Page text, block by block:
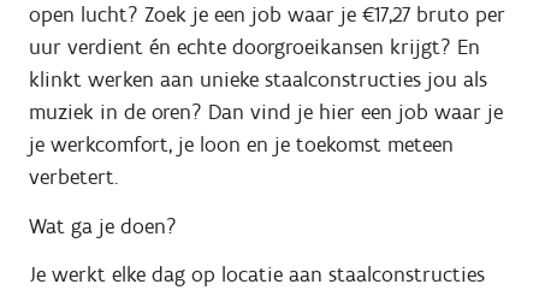
open lucht? Zoek je een job waar je €17,27 bruto per
uur verdient én echte doorgroeikansen krijgt? En
klinkt werken aan unieke staalconstructies jou als
muziek in de oren? Dan vind je hier een job waar je
je werkcomfort, je loon en je toekomst meteen
verbetert.
Wat ga je doen?
Je werkt elke dag op locatie aan staalconstructies